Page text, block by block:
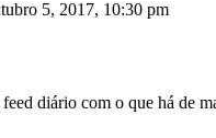
5, 2017, 10:30 pm
diário com o que há de